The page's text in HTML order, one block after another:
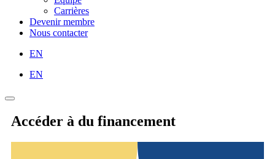
Carrières
Devenir membre
Nous contacter
EN
EN
Accéder à du financement